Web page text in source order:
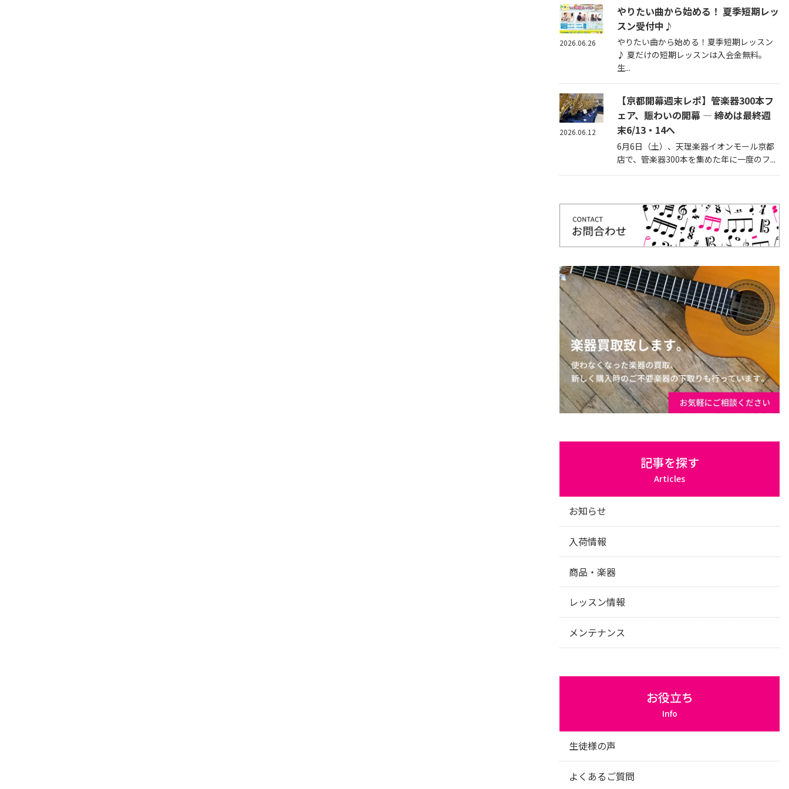
やりたい曲から始める！ 夏季短期レッ
スン受付中♪
やりたい曲から始める！夏季短期レッスン
♪ 夏だけの短期レッスンは入会金無料。
生...
2026.06.26
【京都開幕週末レポ】管楽器300本フ
ェア、賑わいの開幕 — 締めは最終週
末6/13・14へ
6月6日（土）、天理楽器イオンモール京都
店で、管楽器300本を集めた年に一度のフ...
2026.06.12
記事を探す
Articles
お知らせ
入荷情報
商品・楽器
レッスン情報
メンテナンス
お役立ち
Info
生徒様の声
よくあるご質問